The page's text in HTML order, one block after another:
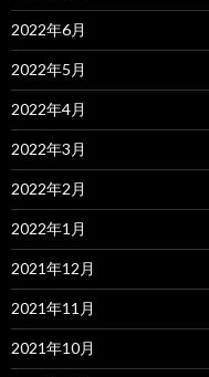
2022年6月
2022年5月
2022年4月
2022年3月
2022年2月
2022年1月
2021年12月
2021年11月
2021年10月